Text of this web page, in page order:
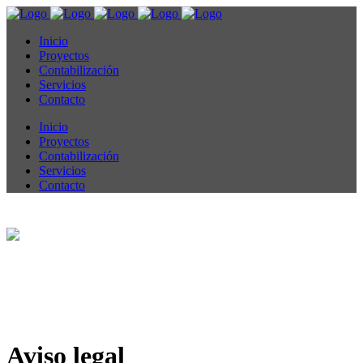
Inicio
Proyectos
Contabilización
Servicios
Contacto
Inicio
Proyectos
Contabilización
Servicios
Contacto
Aviso legal